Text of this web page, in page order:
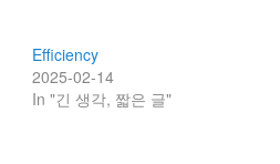
Efficiency
2025-02-14
In "긴 생각, 짧은 글"